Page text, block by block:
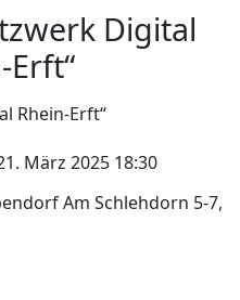
Digital
Erft“
März 2025 18:30
Am Schlehdorn 5-7,